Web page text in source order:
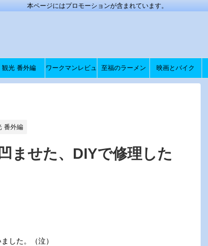
本ページにはプロモーションが含まれています。
観光 番外編 ワークマンレビュ 至福のラーメン 映画とバイク
番外編
ませた、DIYで修理した
した。（泣）